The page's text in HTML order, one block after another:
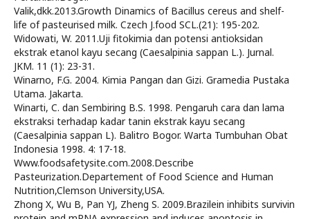
Valik,dkk.2013.Growth Dinamics of Bacillus cereus and shelf-
life of pasteurised milk. Czech J.food SCL.(21): 195-202.
Widowati, W. 2011.Uji fitokimia dan potensi antioksidan
ekstrak etanol kayu secang (Caesalpinia sappan L.). Jurnal.
JKM. 11 (1): 23-31.
Winarno, F.G. 2004. Kimia Pangan dan Gizi. Gramedia Pustaka
Utama. Jakarta.
Winarti, C. dan Sembiring B.S. 1998. Pengaruh cara dan lama
ekstraksi terhadap kadar tanin ekstrak kayu secang
(Caesalpinia sappan L). Balitro Bogor. Warta Tumbuhan Obat
Indonesia 1998. 4: 17-18.
Www.foodsafetysite.com.2008.Describe
Pasteurization.Departement of Food Science and Human
Nutrition,Clemson University,USA.
Zhong X, Wu B, Pan YJ, Zheng S. 2009.Brazilein inhibits survivin